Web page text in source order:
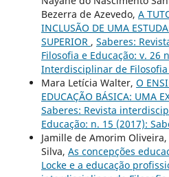
Bezerra de Azevedo, A
INCLUSÃO DE UMA
SUPERIOR , Saberes:
Filosofia e Educação: v. 26
Interdisciplinar de Filosofia
Mara Letícia Walter, O
EDUCAÇÃO BÁSICA: UMA
Saberes: Revista
Educação: n. 15 (2017):
Jamille de Amorim
Silva, As concepções
Locke e a educação